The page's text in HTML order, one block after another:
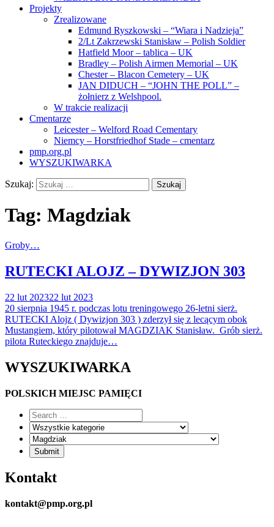
Projekty
Zrealizowane
Edmund Ryszkowski – “Wiara i Nadzieja”
2/Lt Zakrzewski Stanisław – Polish Soldier
Hatfield Moor – tablica – UK
Bradley – Polish Airmen Memorial – UK
Chester – Blacon Cemetery – UK
JAN DIDUCH – “JOHN THE POLL” –
żołnierz z Welshpool.
W trakcie realizacji
Cmentarze
Leicester – Welford Road Cementary
Niemcy – Horstfriedhof Stade – cmentarz
pmp.org.pl
WYSZUKIWARKA
Szukaj:
Tag: Magdziak
Groby…
RUTECKI ALOJZ – DYWIZJON 303
22 lut 202322 lut 2023
20 sierpnia 1945 r. podczas lotu treningowego 26-letni sierż.
RUTECKI Alojz ( Dywizjon 303 ) zderzył się z lecącym obok
Mustangiem, który pilotował MAGDZIAK Stanisław. Grób sierż.
pilota Ruteckiego znajduje…
WYSZUKIWARKA
POLSKICH MIEJSC PAMIĘCI
Kontakt
kontakt@pmp.org.pl